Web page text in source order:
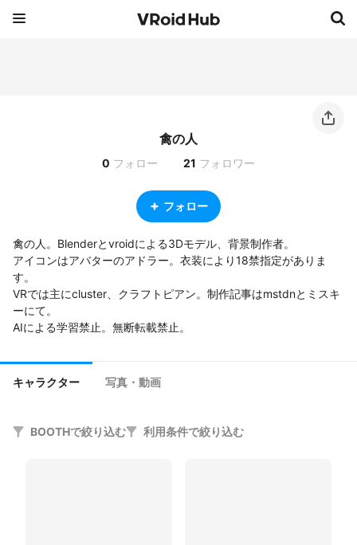
禽の人
0 フォロー 21 フォロワー
フォロー
禽の人。Blenderとvroidによる3Dモデル、背景制作者。
アイコンはアバターのアドラー。衣装により18禁指定がありま
す。
VRでは主にcluster、クラフトピアン。制作記事はmstdnとミスキ
ーにて。
AIによる学習禁止。無断転載禁止。
キャラクター 写真・動画
BOOTHで絞り込む 利用条件で絞り込む